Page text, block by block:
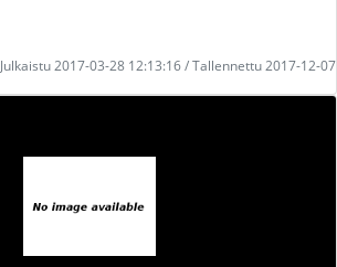
Julkaistu 2017-03-28 12:13:16 / Tallennettu 2017-12-07